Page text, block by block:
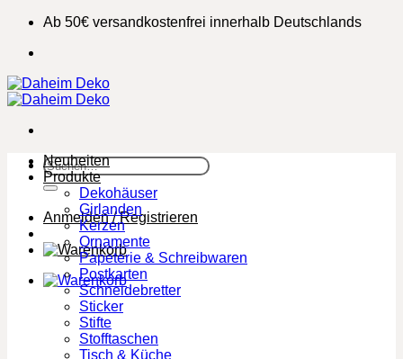
Zum
springen
Ab 50€ versandkostenfrei innerhalb Deutschlands
Suchen
nach:
Anmelden / Registrieren
Neuheiten
Produkte
Dekohäuser
Girlanden
Kerzen
Ornamente
Papeterie & Schreibwaren
Postkarten
Schneidebretter
Sticker
Stifte
Stofftaschen
Tisch & Küche